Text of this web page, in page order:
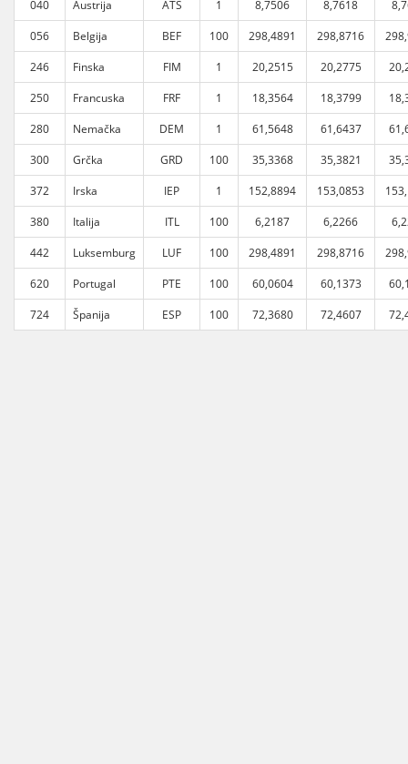
040
Austrija ATS 1 8,7506 8,7618
056
Belgija BEF 100 298,4891 298,8716
246
Finska FIM 1 20,2515 20,2775
250
Francuska FRF 1 18,3564 18,3799
280
Nemačka DEM 1 61,5648 61,6437
300
Grčka GRD 100 35,3368 35,3821
372
Irska IEP 1 152,8894 153,0853
380
Italija ITL 100 6,2187 6,2266
442
Luksemburg LUF 100 298,4891 298,8716
620
Portugal PTE 100 60,0604 60,1373
724
Španija ESP 100 72,3680 72,4607